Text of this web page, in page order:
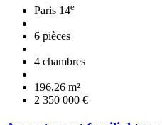
Paris 14e
6 pièces
4 chambres
196,26 m²
2 350 000 €